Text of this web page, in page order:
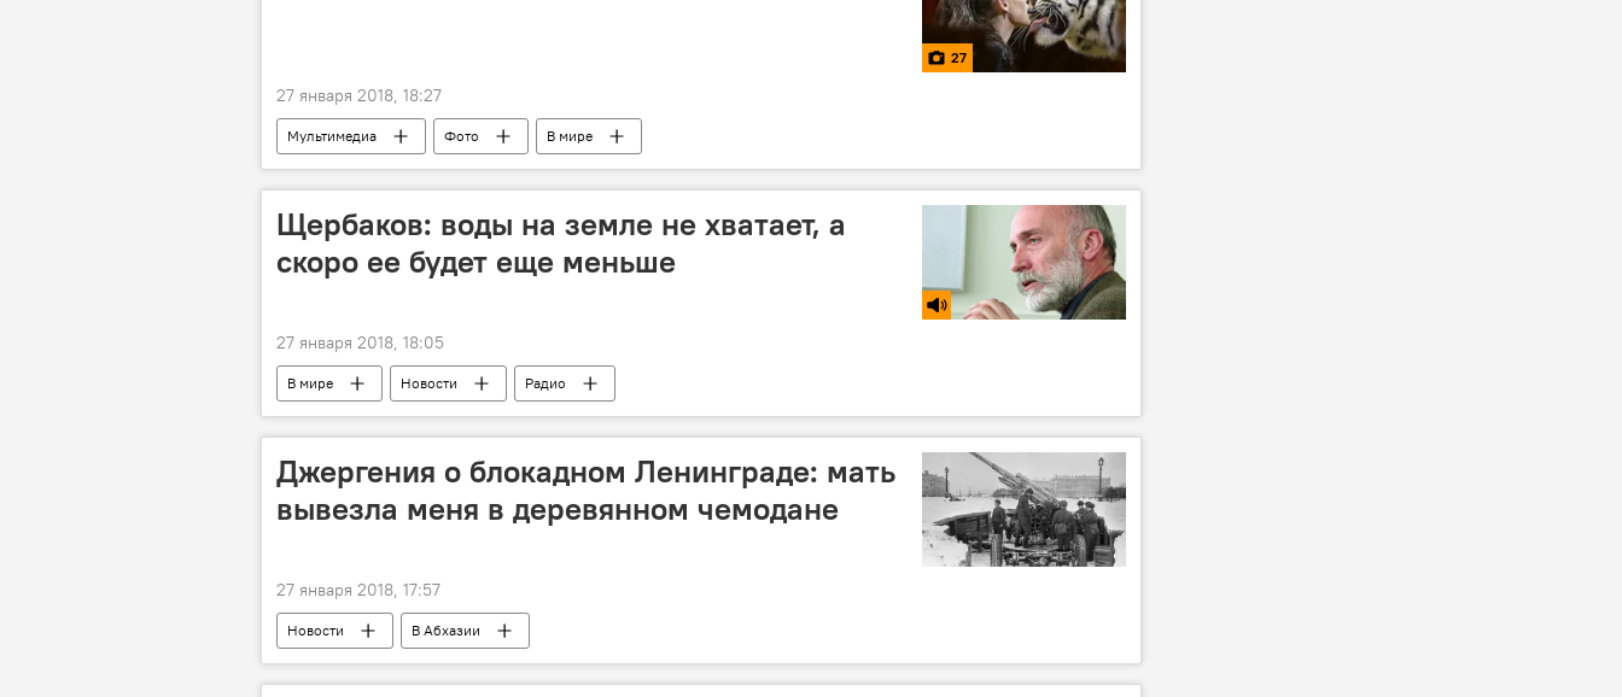
27
27 января 2018, 18:27
Мультимедиа Фото В мире
Щербаков: воды на земле не хватает, а
скоро ее будет еще меньше
27 января 2018, 18:05
В мире Новости Радио
Джергения о блокадном Ленинграде: мать
вывезла меня в деревянном чемодане
27 января 2018, 17:57
Новости В Абхазии